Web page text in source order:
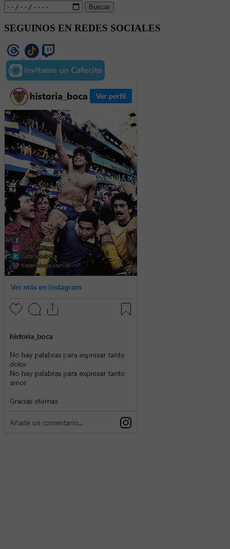
Buscar
SEGUINOS EN REDES SOCIALES